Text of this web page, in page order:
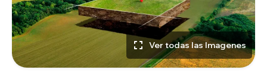
Ver todas las Imagenes